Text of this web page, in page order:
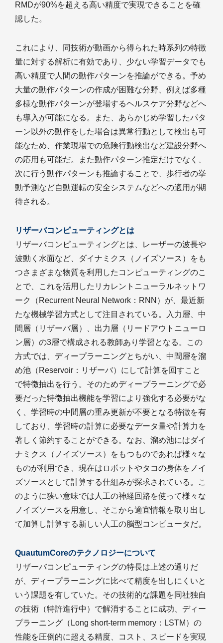
RMDが90%を超える高い精度で実現できることを確
認した。
これにより、同技術が動画から得られた時系列の特徴
量に対する解析に有効であり、少ない学習データでも
高い精度で人間の動作パターンを推論ができる。予め
大量の動作パターンの作成が困難な分野、例えば多種
多様な動作パターンが登場するヘルスケア分野などへ
も導入が可能になる。また、あらかじめ学習したパタ
ーン以外の動作をした場合は異常行動として検出も可
能なため、作業現場での危険行動検出など建設分野へ
の応用も可能だ。また動作パターン推定だけでなく、
次に行う動作パターンも推論することで、歩行者の挙
動予測など自動運転の安全システムなどへの適用が期
待される。
リザーバコンピューティングとは
リザーバコンピューティングとは、レーザーの波長や
波動く水面など、ダイナミクス（ノイズソース）をも
つさまざまな物質を利用したコンピューティングのこ
とで、これを活用したリカレントニューラルネットワ
ーク（Recurrent Neural Network：RNN）が、最近新
たな機械学習方式として注目されている。入力層、中
間層（リザーバ層）、出力層（リードアウトニューロ
ン層）の3層で構成される教師あり学習となる。この
方式では、ディープラーニングとちがい、中間層を溜
め池（Reservoir：リザーバ）にして計算を回すこと
で特徴抽出を行う。そのためディープラーニングで必
要だった特徴抽出機能を学習により強化する必要がな
く、学習時の中間層の重み更新が不要となる特徴を有
しており、学習時の計算に必要なデータ量や計算力を
著しく節約することができる。なお、溜め池にはダイ
ナミクス（ノイズソース）をもつものであれば様々な
ものが利用でき、現在はロボットやタコの身体をノイ
ズソースとして計算する仕組みが探求されている。こ
のように狭い意味では人工の神経回路を使って様々な
ノイズソースを用意し、そこから適宜情報を取り出し
て加算し計算する新しい人工の脳型コンピュータだ。
QuautumCoreのテクノロジーについて
リザーバコンピューティングの特長は上述の通りだ
が、ディープラーニングに比べて精度を出しにくいと
いう課題を有していた。その技術的な課題を同社独自
の技術（特許進行中）で解消することに成功、ディー
プラーニング（Long short-term memory：LSTM）の
性能を圧倒的に超える精度、コスト、スピードを実現